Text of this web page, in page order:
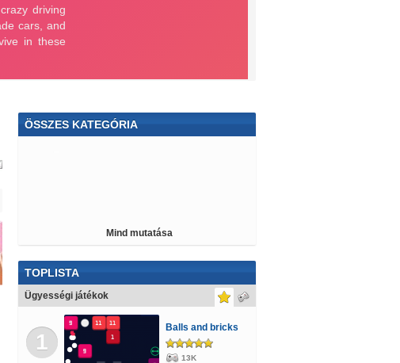
ÖSSZES KATEGÓRIA
Tom és Jerry Violetta
Traktoros Mahjong Spongyabob Kocsis
Pingvines Kiszolgálós Olimpiai
Gyerekeknek Szerelmes
Karácsony Pókemberes Állatos
Mind mutatása
TOPLISTA
Ügyességi játékok
1
Balls and bricks
13K